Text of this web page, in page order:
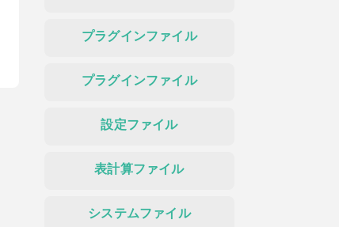
プラグインファイル
プラグインファイル
設定ファイル
表計算ファイル
システムファイル